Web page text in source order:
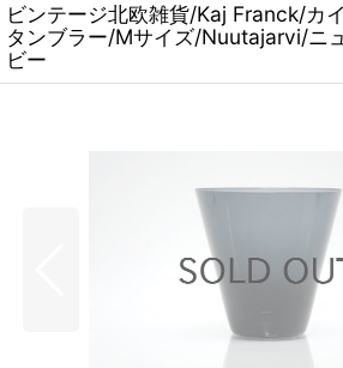
ビンテージ北欧雑貨/Kaj Franck/カ
タンブラー/Mサイズ/Nuutajarvi/ニ
ビー